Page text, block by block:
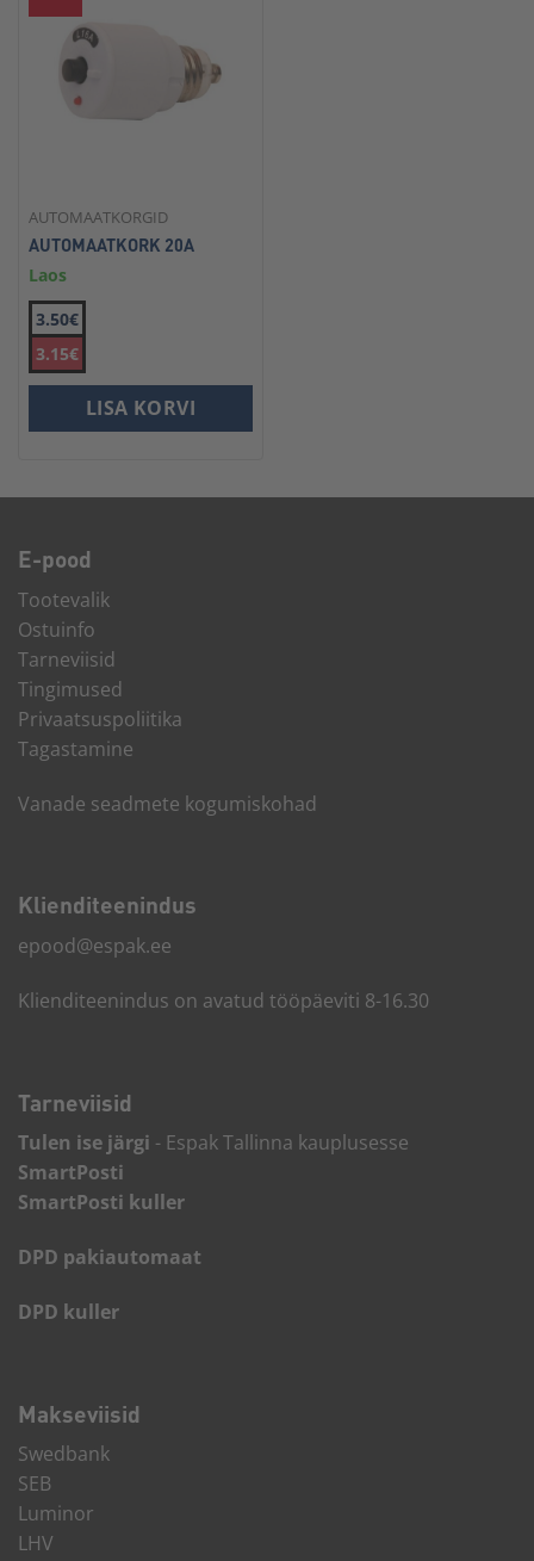
AUTOMAATKORGID
AUTOMAATKORK 20A
Laos
3.50€
3.15€
LISA KORVI
E-pood
Tootevalik
Ostuinfo
Tarneviisid
Tingimused
Privaatsuspoliitika
Tagastamine
Vanade seadmete kogumiskohad
Kliendi­teenindus
epood@espak.ee
Klienditeenindus on avatud tööpäeviti 8-16.30
Tarneviisid
Tulen ise järgi - Espak Tallinna kauplusesse
SmartPosti
SmartPosti kuller
DPD pakiautomaat
DPD kuller
Makseviisid
Swedbank
SEB
Luminor
LHV